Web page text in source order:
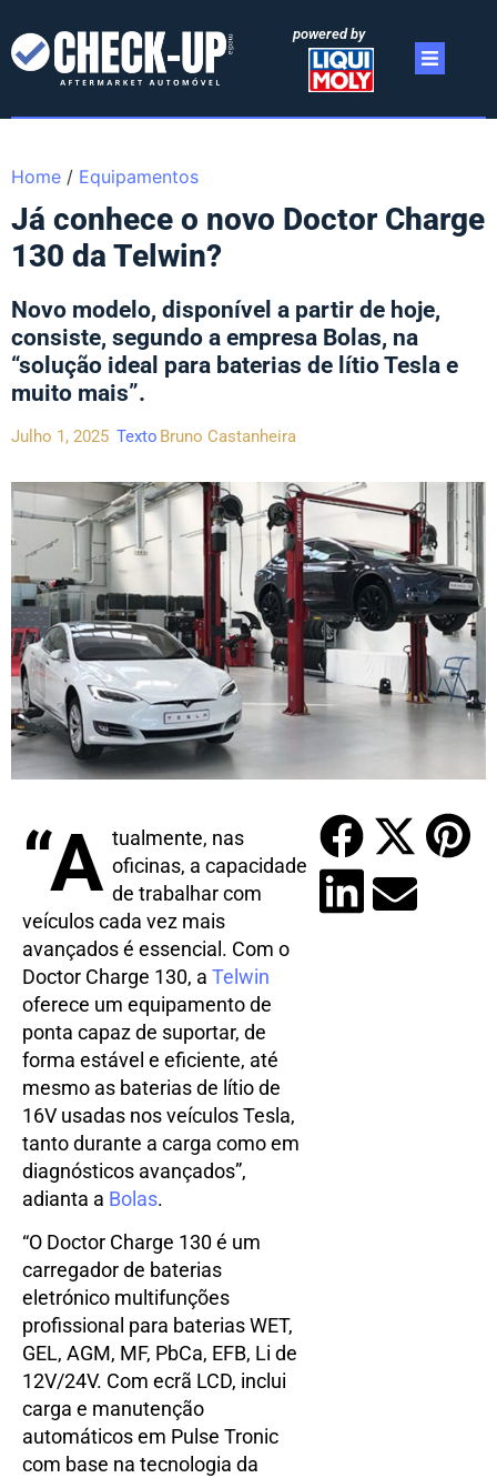
powered by
Home / Equipamentos
Já conhece o novo Doctor Charge
130 da Telwin?
Novo modelo, disponível a partir de hoje,
consiste, segundo a empresa Bolas, na
“solução ideal para baterias de lítio Tesla e
muito mais”.
Julho 1, 2025 Texto Bruno Castanheira
“A tualmente, nas
oficinas, a capacidade
de trabalhar com
veículos cada vez mais
avançados é essencial. Com o
Doctor Charge 130, a Telwin
oferece um equipamento de
ponta capaz de suportar, de
forma estável e eficiente, até
mesmo as baterias de lítio de
16V usadas nos veículos Tesla,
tanto durante a carga como em
diagnósticos avançados”,
adianta a Bolas.
“O Doctor Charge 130 é um
carregador de baterias
eletrónico multifunções
profissional para baterias WET,
GEL, AGM, MF, PbCa, EFB, Li de
12V/24V. Com ecrã LCD, inclui
carga e manutenção
automáticos em Pulse Tronic
com base na tecnologia da